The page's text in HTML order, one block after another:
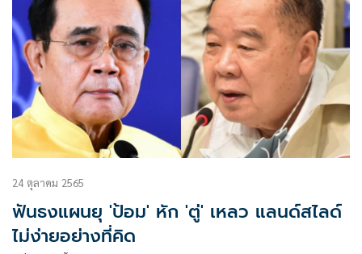
24 ตุลาคม 2565
ฟันธงแผนยุ 'ป้อม' หัก 'ตู่' เหลว แลนด์สไลด์
ไม่ง่ายอย่างที่คิด